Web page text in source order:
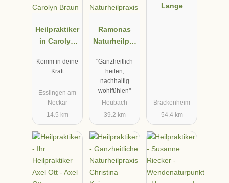
Heilpraktiker
in Carolyn
Komm in deine
Kraft
Esslingen am
Neckar
14.5 km
Ramonas
Naturheilpra
"Ganzheitlich
heilen,
nachhaltig
wohlfühlen"
Heubach
39.2 km
Lange
Brackenheim
54.4 km